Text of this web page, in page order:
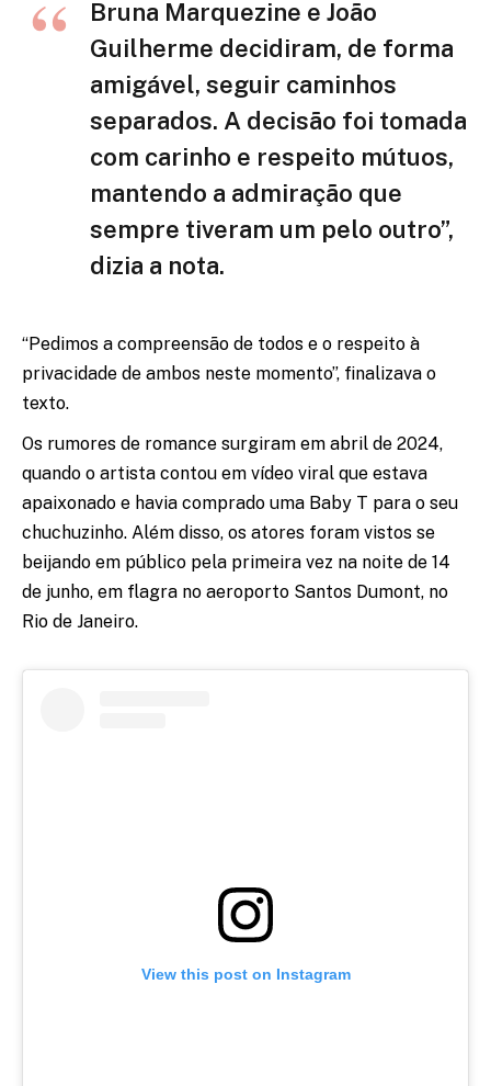
Bruna Marquezine e João
Guilherme decidiram, de forma
amigável, seguir caminhos
separados. A decisão foi tomada
com carinho e respeito mútuos,
mantendo a admiração que
sempre tiveram um pelo outro”,
dizia a nota.
“Pedimos a compreensão de todos e o respeito à
privacidade de ambos neste momento”, finalizava o
texto.
Os rumores de romance surgiram em abril de 2024,
quando o artista contou em vídeo viral que estava
apaixonado e havia comprado uma Baby T para o seu
chuchuzinho. Além disso, os atores foram vistos se
beijando em público pela primeira vez na noite de 14
de junho, em flagra no aeroporto Santos Dumont, no
Rio de Janeiro.
View this post on Instagram